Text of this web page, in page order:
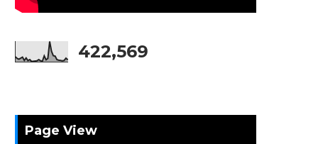
422,569
Page View